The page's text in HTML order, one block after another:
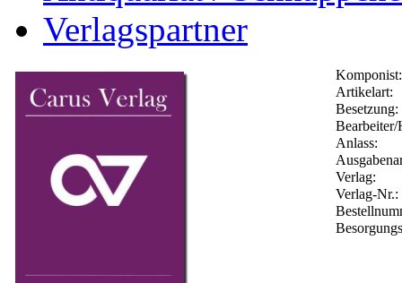
Verlagspartner
Komponist:
Artikelart:
Besetzung:
Bearbeiter/
Anlass:
Verlag:
Verlag-Nr.: